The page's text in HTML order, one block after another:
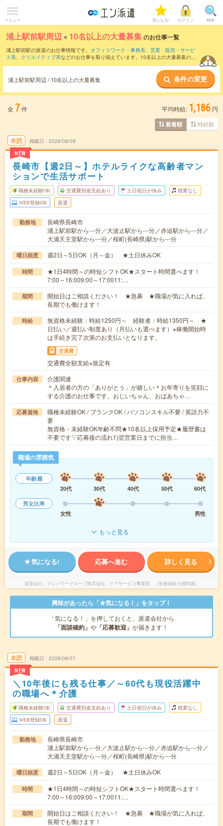
メニュー 気になる! ログイン 検索
浦上駅前駅周辺 × 10名以上の大量募集のお仕事一覧
浦上駅前駅の派遣のお仕事情報です。 オフィスワーク・事務系、 営業・販売・サービ
ス系、 クリエイティブ系などのお仕事を取り揃えています。10名以上の大量募集の条
浦上駅前駅周辺 / 10名以上の大量募集 条件の変更
全 7件 平均時給: 1,186 円
新着順 時給順
未読
NEW
掲載日 2026/08/08
長崎市【週2日～】ホテルライクな高齢者マン
ションで生活サポート
職種未経験OK 交通費別途支給あり 土日祝日が休み 残業なし
WEB登録OK 派遣
勤務地
長崎県長崎市
浦上駅前駅から---分／大波止駅から---分／赤迫駅から---分／
大浦天主堂駅から---分／桜町(長崎県)駅から---分
曜日頻度 週2日～5日OK（月～金） ★土日休みOK
時間
★1日4時間～の時短シフトOK★スタート時間選べます！
7:00～16:009:00～17:0011:…
期間
開始日はご相談ください！ ★急募 ★職場が気に入れば、
長期でも働けます！
時給
無資格未経験：時給1250円～ 経験者：時給1350円～ ★
日払い／週払い制度あり（月払いも選べます）※稼働開始時
は手続き完了次第のお支払いとなります。
交通費
交通費全額支給※規定有
仕事内容
介護関連
＊入居者の方の「ありがとう」が嬉しい＊お年寄りを笑顔に
する介護のお仕事です。おじいちゃん、おばあちゃ…
応募資格
職種未経験OK / ブランクOK / パソコンスキル不要 / 英語力不
要
無資格・未経験OK年齢不問★10名以上採用予定★履歴書は
不要です▽応募後の流れ1)翌営業日までに担当…
職場の雰囲気
年齢層
20代
30代 40代 50代
60代
男女比率
女性
男性
もっと見る
気になる! 応募へ進む 詳しく見る
派遣会社 マンパワーグループ株式会社 ケアサービス事業部 （医療福祉介護関連）
興味があったら「★気になる！」をタップ！
「気になる！」を押しておくと、派遣会社から
「面談確約」 や 「応募歓迎」 が届きます！
未読
NEW
掲載日 2026/08/07
＼10年後にも残る仕事／～60代も現役活躍中
の職場へ＊介護
職種未経験OK 交通費別途支給あり 土日祝日が休み 残業なし
WEB登録OK 派遣
勤務地
長崎県長崎市
浦上駅前駅から---分／大波止駅から---分／赤迫駅から---分／
大浦天主堂駅から---分／桜町(長崎県)駅から---分
曜日頻度 週2日～5日OK（月～金） ★土日休みOK
時間
★1日4時間～の時短シフトOK★スタート時間選べます！
7:00～16:009:00～17:0011:…
期間
開始日はご相談ください！ ★急募 ★職場が気に入れば、
長期でも働けます！